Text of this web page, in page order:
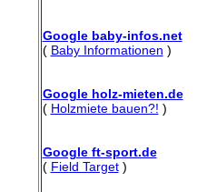
Google baby-infos.net
( Baby Informationen )
Google holz-mieten.de
( Holzmiete bauen?! )
Google ft-sport.de
( Field Target)